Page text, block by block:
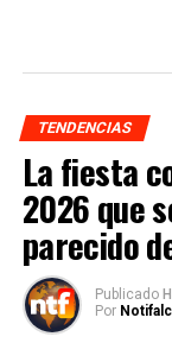
TENDENCIAS
La fiesta
2026 que
parecido
Publicado
Por